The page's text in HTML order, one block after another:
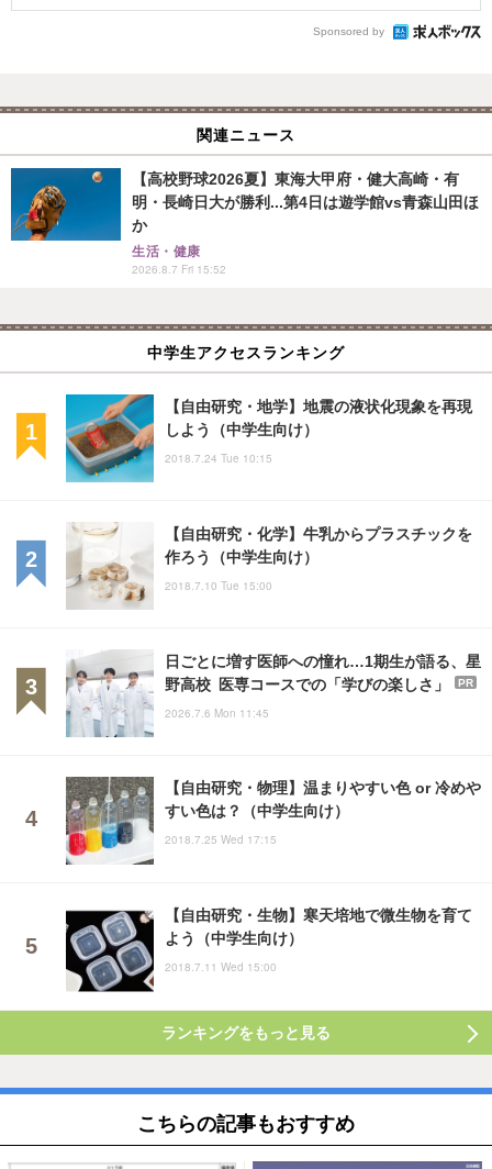
Sponsored by
関連ニュース
【高校野球2026夏】東海大甲府・健大高崎・有
明・長崎日大が勝利...第4日は遊学館vs青森山田ほ
か
生活・健康
2026.8.7 Fri 15:52
中学生アクセスランキング
【自由研究・地学】地震の液状化現象を再現
しよう（中学生向け）
2018.7.24 Tue 10:15
【自由研究・化学】牛乳からプラスチックを
作ろう（中学生向け）
2018.7.10 Tue 15:00
日ごとに増す医師への憧れ…1期生が語る、星
野高校 医専コースでの「学びの楽しさ」
PR
2026.7.6 Mon 11:45
【自由研究・物理】温まりやすい色 or 冷めや
すい色は？（中学生向け）
2018.7.25 Wed 17:15
【自由研究・生物】寒天培地で微生物を育て
よう（中学生向け）
2018.7.11 Wed 15:00
ランキングをもっと見る
こちらの記事もおすすめ